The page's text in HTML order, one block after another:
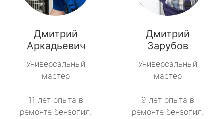
Дмитрий
Аркадьевич
Универсальный
мастер
11 лет опыта в
ремонте бензопил.
Дмитрий
Зарубов
Универсальный
мастер
9 лет опыта в
ремонте бензопил.